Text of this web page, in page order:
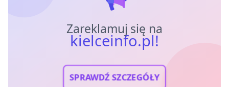
Zareklamuj się na
kielceinfo.pl!
SPRAWDŹ SZCZEGÓŁY